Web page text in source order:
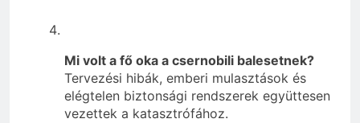
Mi volt a fő oka a csernobili balesetnek?
Tervezési hibák, emberi mulasztások és
elégtelen biztonsági rendszerek együttesen
vezettek a katasztrófához.